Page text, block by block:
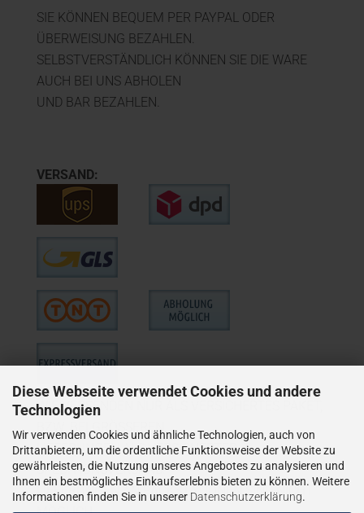
Diese Webseite verwendet Cookies und andere
Technologien
Wir verwenden Cookies und ähnliche Technologien, auch von
Drittanbietern, um die ordentliche Funktionsweise der Website zu
gewährleisten, die Nutzung unseres Angebotes zu analysieren und
Ihnen ein bestmögliches Einkaufserlebnis bieten zu können. Weitere
Informationen finden Sie in unserer Datenschutzerklärung.
SIE KÖNNEN BEQUEM PER PAYPAL ODER
ÜBERWEISUNG BEZAHLEN.
SELBSTVERSTÄNDLICH KÖNNEN SIE DIE WARE
AUCH BEI UNS ABHOLEN
UND BAR BEZAHLEN.
VERSAND:
WIE VERSENDEN NUR ALS VERSICHERTES PAKET,
BZW. BEI GRÖSSEREN
LIEFERUNGEN ALS VERSICHERTER
SPEDITIONSVERSAND.
LIEFERUNGEN AN PACKSTATIONEN SIND NICHT